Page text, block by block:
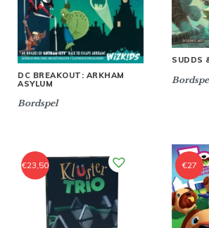
DC BREAKOUT: ARKHAM
ASYLUM
Bordspel
SUDDS
€23,50 €27